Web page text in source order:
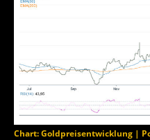
Chart: Goldpreisentwicklung |